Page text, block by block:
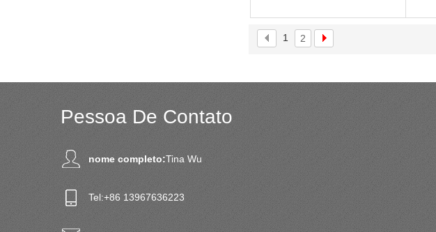
1 2
Pessoa De Contato
nome completo:Tina Wu
Tel:+86 13967636223